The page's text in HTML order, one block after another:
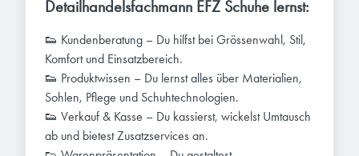
Detailhandelsfachmann EFZ Schuhe lernst:
👟 Kundenberatung – Du hilfst bei Grössenwahl, Stil,
Komfort und Einsatzbereich.
👟 Produktwissen – Du lernst alles über Materialien,
Sohlen, Pflege und Schuhtechnologien.
👟 Verkauf & Kasse – Du kassierst, wickelst Umtausch
ab und bietest Zusatzservices an.